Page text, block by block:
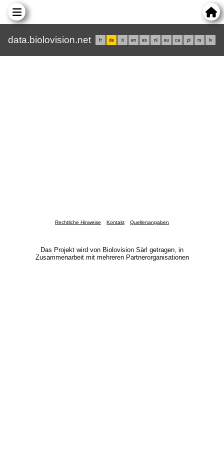
data.biolovision.net fr de it en es nl eu ca pl rs lv
Rechtliche Hinweise Kontakt Quellenangaben
Das Projekt wird von Biolovision Sàrl getragen, in
Zusammenarbeit mit mehreren Partnerorganisationen